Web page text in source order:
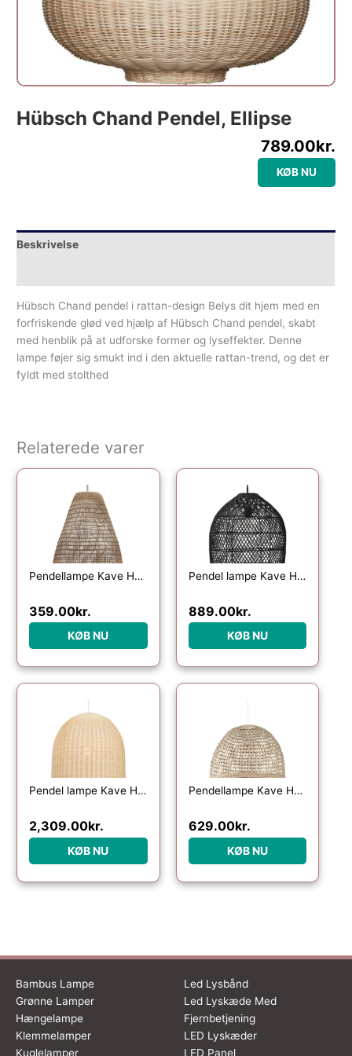
Hübsch Chand Pendel, Ellipse
789.00kr.
KØB NU
Beskrivelse
Hübsch Chand pendel i rattan-design Belys dit hjem med en
forfriskende glød ved hjælp af Hübsch Chand pendel, skabt
med henblik på at udforske former og lyseffekter. Denne
lampe føjer sig smukt ind i den aktuelle rattan-trend, og det er
fyldt med stolthed
Relaterede varer
Pendellampe Kave Home Casavells Ø35 cm naturflet håndvævet indendørslampe
359.00kr.
KØB NU
Pendel lampe Kave Home Domitila – håndvævet sort rattan Ø44 cm
889.00kr.
KØB NU
Pendel lampe Kave Home Druciana håndvævet naturfibre rattan kolonialt design
2,309.00kr.
KØB NU
Pendellampe Kave Home Cynara – håndvævet rattan lampeskærm Ø49 cm natur
629.00kr.
KØB NU
Bambus Lampe
Grønne Lamper
Hængelampe
Klemmelamper
Kuglelamper
Led Lysbånd
Led Lyskæde Med
Fjernbetjening
LED Lyskæder
LED Panel